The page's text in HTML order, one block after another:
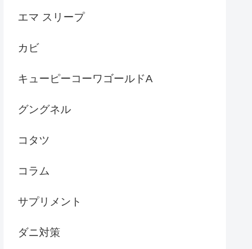
エマ スリープ
カビ
キューピーコーワゴールドA
グングネル
コタツ
コラム
サプリメント
ダニ対策